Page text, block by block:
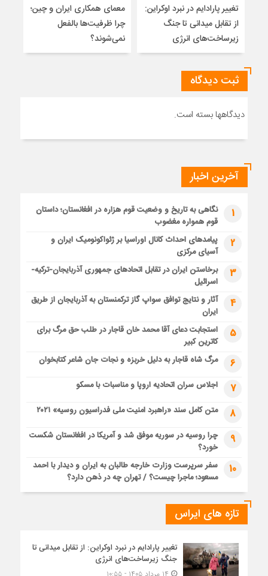
تغییر پارادایم در نبرد اوکراین:
از تقابل میدانی تا جنگ
زیرساخت‌های انرژی
معمای همکاری ایران و چین؛
چرا ظرفیت‌ها بالفعل
نمی‌شوند؟
ثبت دیدگاه
دیدگاهها بسته است.
آخرین اخبار
1
نگاهی به تاریخ و وضعیت قوم هزاره در افغانستان؛ داستان
قوم همواره مغضوب
2
پیامدهای احداث کانال اوراسیا بر ژئواکونومیک ایران و
آسیای مرکزی
3
برخاستن ایران در تقابل اتحادهای جمهوری آذربایجان-ترکیه-
اسرائیل
4
آثار و نتایج توافق سواپ گاز ترکمنستان به آذربایجان از طریق
ایران
5
استجابت دعای آقا محمد خان قاجار در طلب حق مرگ برای
کاترین کبیر
6 مرگ شاه قاجار به دلیل خربزه و نجات جان شاعر کتابخوان
7 اجلاس سران اتحادیه اروپا و مناسبات با مسکو
8 متن کامل سند «راهبرد امنیت ملی فدراسیون روسیه» ۲۰۲۱
9
چرا روسیه در سوریه موفق شد و آمریکا در افغانستان شکست
خورد؟
10
سفر سرپرست وزارت خارجه طالبان به ایران و دیدار با احمد
مسعود؛ ماجرا چیست؟ / تهران چه در ذهن دارد؟
تازه های ایراس
تغییر پارادایم در نبرد اوکراین: از تقابل میدانی تا
جنگ زیرساخت‌های انرژی